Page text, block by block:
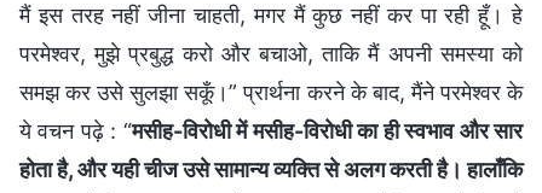
मैं इस तरह नहीं जीना चाहती, मगर मैं कुछ नहीं कर पा रही हूँ। हे
परमेश्वर, मुझे प्रबुद्ध करो और बचाओ, ताकि मैं अपनी समस्या को
समझ कर उसे सुलझा सकूँ।” प्रार्थना करने के बाद, मैंने परमेश्वर के
ये वचन पढ़े : “मसीह-विरोधी में मसीह-विरोधी का ही स्वभाव और सार
होता है, और यही चीज उसे सामान्य व्यक्ति से अलग करती है। हालाँकि